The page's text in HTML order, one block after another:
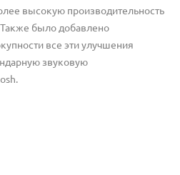
высокую производительность
было добавлено
все эти улучшения
звуковую